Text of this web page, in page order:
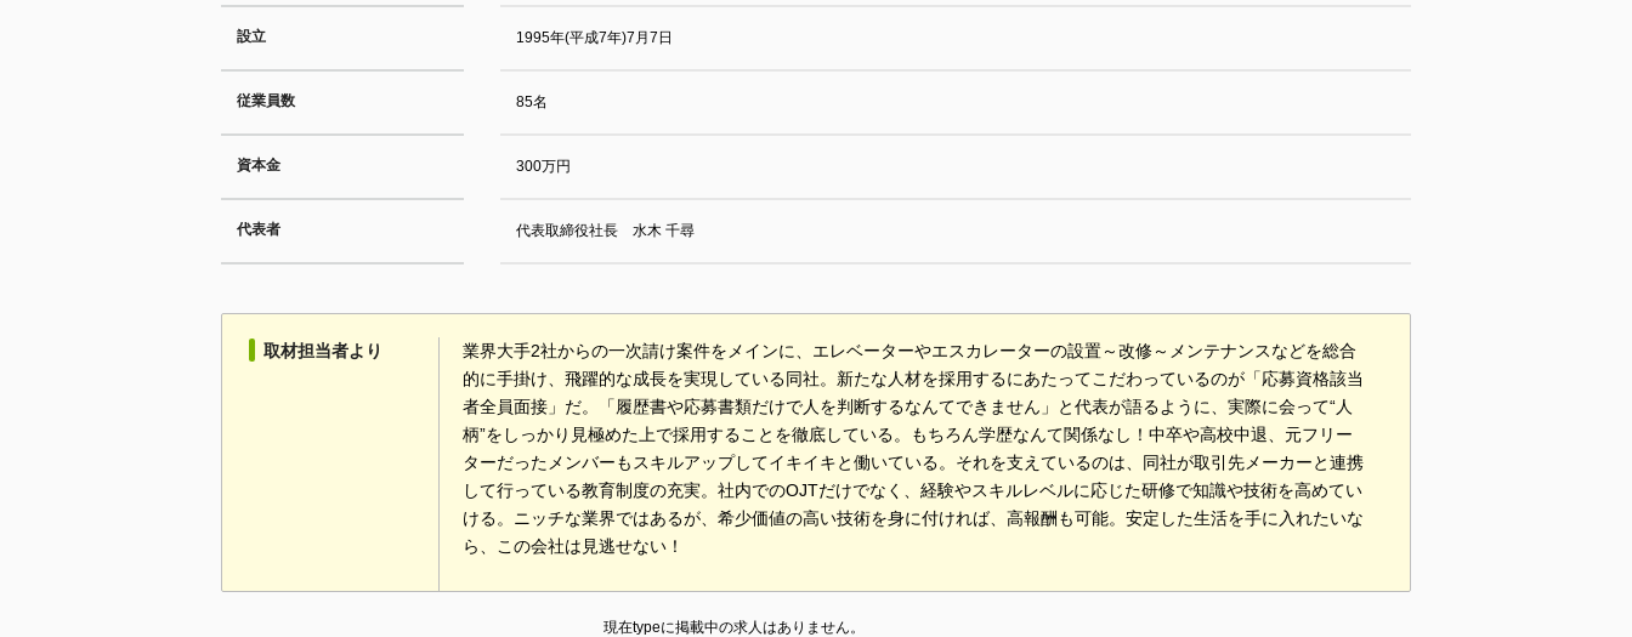
設立 1995年(平成7年)7月7日
従業員数 85名
資本金 300万円
代表者 代表取締役社長 水木 千尋
取材担当者より
業界大手2社からの一次請け案件をメインに、エレベーターやエスカレーターの設置～改修～メンテナンスなどを総合
的に手掛け、飛躍的な成長を実現している同社。新たな人材を採用するにあたってこだわっているのが「応募資格該当
者全員面接」だ。「履歴書や応募書類だけで人を判断するなんてできません」と代表が語るように、実際に会って“人
柄”をしっかり見極めた上で採用することを徹底している。もちろん学歴なんて関係なし！中卒や高校中退、元フリー
ターだったメンバーもスキルアップしてイキイキと働いている。それを支えているのは、同社が取引先メーカーと連携
して行っている教育制度の充実。社内でのOJTだけでなく、経験やスキルレベルに応じた研修で知識や技術を高めてい
ける。ニッチな業界ではあるが、希少価値の高い技術を身に付ければ、高報酬も可能。安定した生活を手に入れたいな
ら、この会社は見逃せない！
現在typeに掲載中の求人はありません。